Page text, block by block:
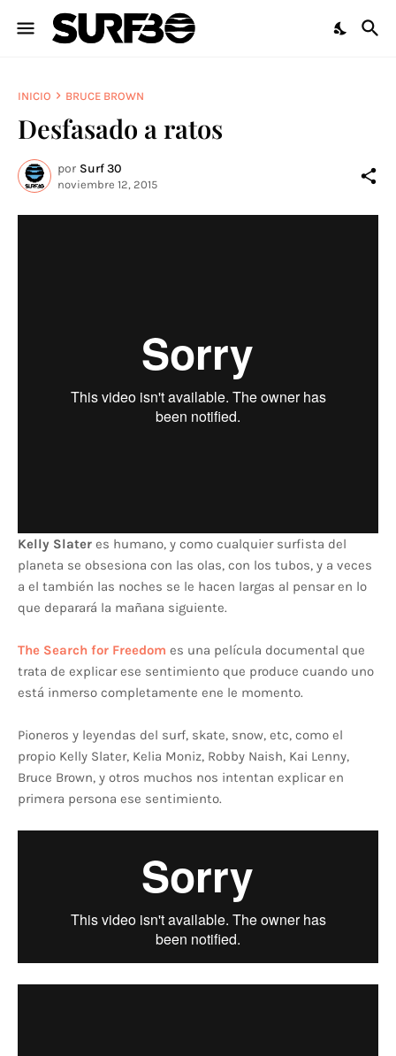
INICIO BRUCE BROWN
Desfasado a ratos
por Surf 30
noviembre 12, 2015
Kelly Slater es humano, y como cualquier surfista del
planeta se obsesiona con las olas, con los tubos, y a veces
a el también las noches se le hacen largas al pensar en lo
que deparará la mañana siguiente.
The Search for Freedom es una película documental que
trata de explicar ese sentimiento que produce cuando uno
está inmerso completamente ene le momento.
Pioneros y leyendas del surf, skate, snow, etc, como el
propio Kelly Slater, Kelia Moniz, Robby Naish, Kai Lenny,
Bruce Brown, y otros muchos nos intentan explicar en
primera persona ese sentimiento.